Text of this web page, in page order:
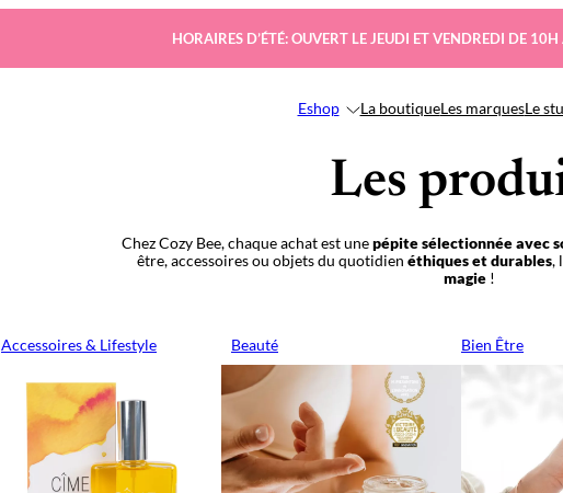
HORAIRES D’ÉTÉ: OUVERT LE JEUDI ET VENDREDI DE
Eshop La boutiqueLes marquesLe
Les
Chez Cozy Bee, chaque achat est unepépite sélectionnée avec
être, accessoires ou objets du quotidien éthiques et durables,
magie!
Accessoires & Lifestyle Beauté Bien Être